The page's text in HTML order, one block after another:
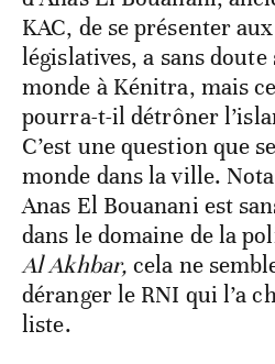
KAC, de se présenter
législatives, a sans
monde à Kénitra, mais
pourra-t-il détrôner
C’est une question que
monde dans la ville.
Anas El Bouanani est
dans le domaine de la
Al Akhbar, cela ne
déranger le RNI qui l’a
liste.